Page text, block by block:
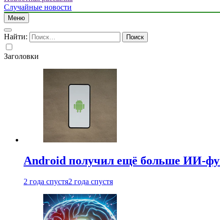
Случайные новости
Меню
Найти:
Заголовки
Android получил ещё больше ИИ-
2 года спустя2 года спустя